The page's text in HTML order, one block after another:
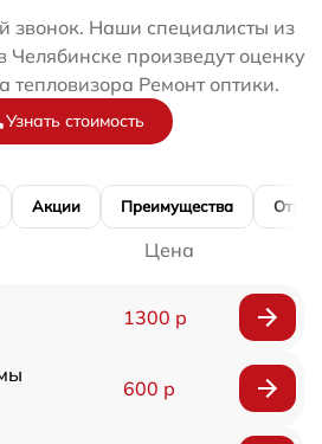
звонок. Наши специалисты из
Челябинске произведут оценку
тепловизора Ремонт оптики.
Узнать стоимость
Акции Преимущества
Цена
1300 р
600 р